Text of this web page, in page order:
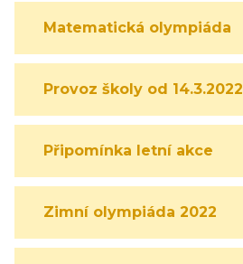
Matematická olympiáda
Provoz školy od 14.3.2022
Připomínka letní akce
Zimní olympiáda 2022